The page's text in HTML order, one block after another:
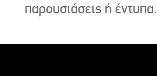
παρουσιάσεις ή έντυπα.